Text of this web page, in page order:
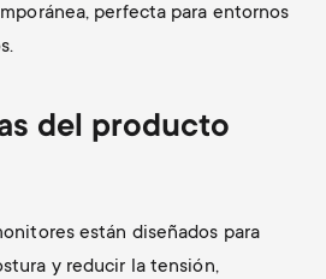
perfecta para entornos
del producto
están diseñados para
y reducir la tensión,